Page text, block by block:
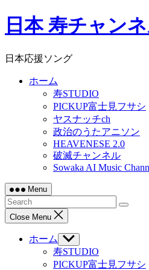
Skip
to日本 寿チャン
日本応援ソング
ホーム
寿STUDIO
PICKUP富士見フサシ
ヤスナッチch
政治のうたアニソン
HEAVENESE 2.0
破滅チャンネル
Sowaka AI Music
Menu
Close Menu
ホーム
Show
sub
menu
寿STUDIO
PICKUP富士見フサシ